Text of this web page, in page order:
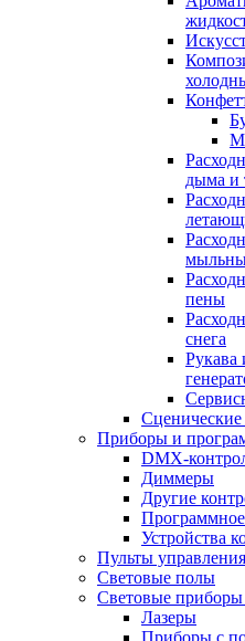
дыма и
пены
снега
Рукава
Приборы и
DMX-
Диммеры
Другие
Устройства
Пульты управления
Световые полы
Световые
Лазеры
Приборы с